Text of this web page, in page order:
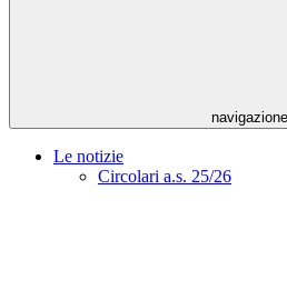
navigazione
Le notizie
Circolari a.s. 25/26